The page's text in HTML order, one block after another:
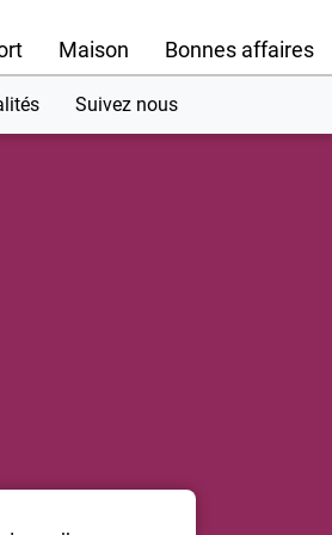
Maison Bonnes affaires
Suivez nous